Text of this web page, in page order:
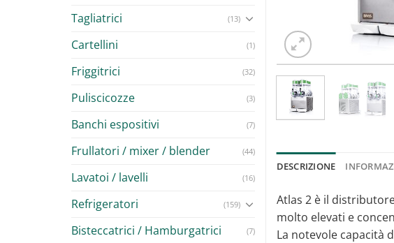
Tagliatrici (13)
Cartellini (1)
Friggitrici (32)
Puliscicozze (3)
Banchi espositivi (7)
Frullatori / mixer / blender (44)
Lavatoi / lavelli (16)
Refrigeratori (159)
Bisteccatrici / Hamburgatrici (7)
DESCRIZIONE
Atlas 2 è il
molto elevati e
La notevole capacità